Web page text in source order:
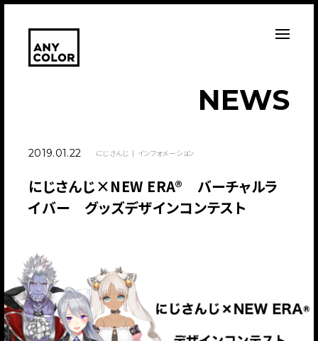
NEWS
2019.01.22 にじさんじ インフォメーション
にじさんじ×NEW ERA® バーチャルラ
イバー グッズデザインコンテスト